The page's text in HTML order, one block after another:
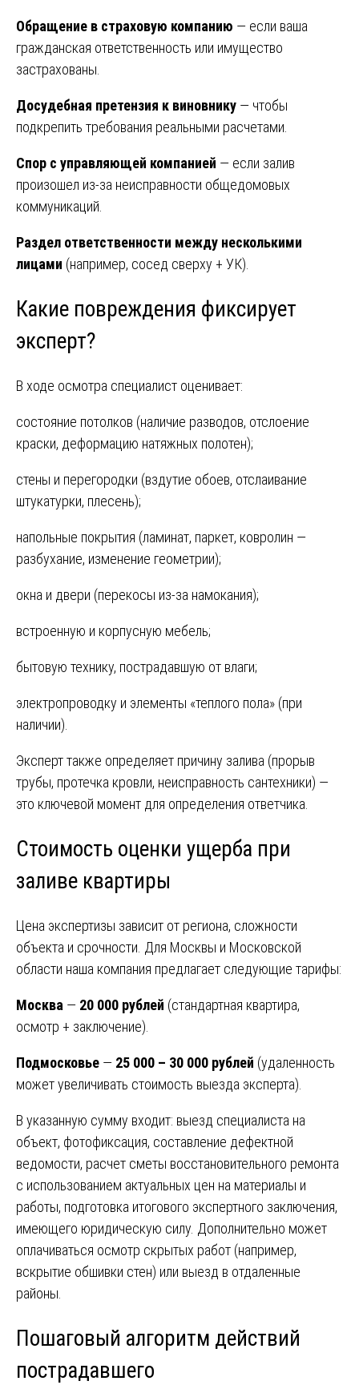
Обращение в страховую компанию — если ваша
гражданская ответственность или имущество
застрахованы.
Досудебная претензия к виновнику — чтобы
подкрепить требования реальными расчетами.
Спор с управляющей компанией — если залив
произошел из-за неисправности общедомовых
коммуникаций.
Раздел ответственности между несколькими
лицами (например, сосед сверху + УК).
Какие повреждения фиксирует
эксперт?
В ходе осмотра специалист оценивает:
состояние потолков (наличие разводов, отслоение
краски, деформацию натяжных полотен);
стены и перегородки (вздутие обоев, отслаивание
штукатурки, плесень);
напольные покрытия (ламинат, паркет, ковролин —
разбухание, изменение геометрии);
окна и двери (перекосы из-за намокания);
встроенную и корпусную мебель;
бытовую технику, пострадавшую от влаги;
электропроводку и элементы «теплого пола» (при
наличии).
Эксперт также определяет причину залива (прорыв
трубы, протечка кровли, неисправность сантехники) —
это ключевой момент для определения ответчика.
Стоимость оценки ущерба при
заливе квартиры
Цена экспертизы зависит от региона, сложности
объекта и срочности. Для Москвы и Московской
области наша компания предлагает следующие тарифы:
Москва — 20 000 рублей (стандартная квартира,
осмотр + заключение).
Подмосковье — 25 000 – 30 000 рублей (удаленность
может увеличивать стоимость выезда эксперта).
В указанную сумму входит: выезд специалиста на
объект, фотофиксация, составление дефектной
ведомости, расчет сметы восстановительного ремонта
с использованием актуальных цен на материалы и
работы, подготовка итогового экспертного заключения,
имеющего юридическую силу. Дополнительно может
оплачиваться осмотр скрытых работ (например,
вскрытие обшивки стен) или выезд в отдаленные
районы.
Пошаговый алгоритм действий
пострадавшего